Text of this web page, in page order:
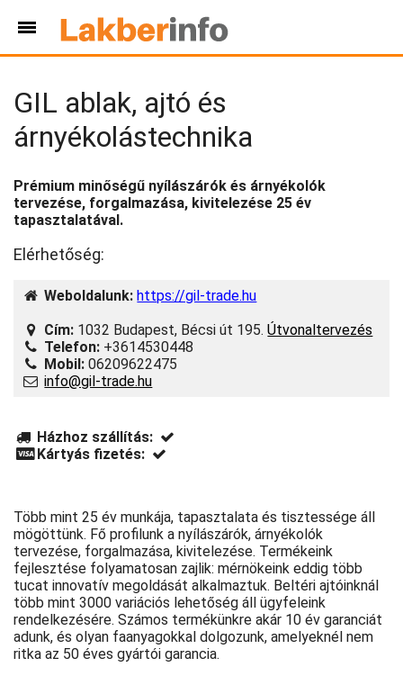
GIL ablak, ajtó és
árnyékolástechnika
Prémium minőségű nyílászárók és árnyékolók
tervezése, forgalmazása, kivitelezése 25 év
tapasztalatával.
Elérhetőség:
Weboldalunk: https://gil-trade.hu
Cím: 1032 Budapest, Bécsi út 195.Útvonaltervezés
Telefon: +3614530448
Mobil: 06209622475
info@gil-trade.hu
Házhoz szállítás:
Kártyás fizetés:
Több mint 25 év munkája, tapasztalata és tisztessége áll
mögöttünk. Fő profilunk a nyílászárók, árnyékolók
tervezése, forgalmazása, kivitelezése. Termékeink
fejlesztése folyamatosan zajlik: mérnökeink eddig több
tucat innovatív megoldását alkalmaztuk. Beltéri ajtóinknál
több mint 3000 variációs lehetőség áll ügyfeleink
rendelkezésére. Számos termékünkre akár 10 év garanciát
adunk, és olyan faanyagokkal dolgozunk, amelyeknél nem
ritka az 50 éves gyártói garancia.